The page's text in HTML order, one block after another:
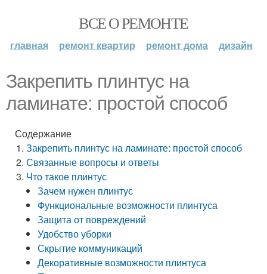
ВСЕ О РЕМОНТЕ
главная ремонт квартир ремонт дома дизайн
Закрепить плинтус на
ламинате: простой способ
Содержание
Закрепить плинтус на ламинате: простой способ
Связанные вопросы и ответы
Что такое плинтус
Зачем нужен плинтус
Функциональные возможности плинтуса
Защита от повреждений
Удобство уборки
Скрытие коммуникаций
Декоративные возможности плинтуса